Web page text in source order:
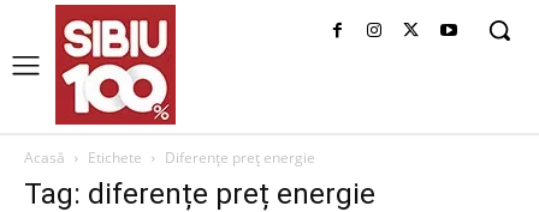
Acasă Etichete Diferențe preț energie
Tag: diferențe preț energie